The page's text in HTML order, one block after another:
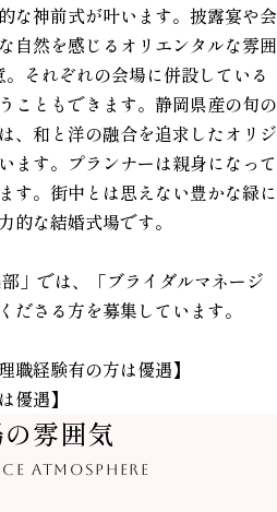
な神前式が叶います。披露宴や会
自然を感じるオリエンタルな雰囲
それぞれの会場に併設している
こともできます。静岡県産の旬の
、和と洋の融合を追求したオリジ
ます。プランナーは親身になって
す。街中とは思えない豊かな緑に
的な結婚式場です。
」では、「ブライダルマネージ
ださる方を募集しています。
職経験有の方は優遇】
優遇】
雰囲気
ATMOSPHERE